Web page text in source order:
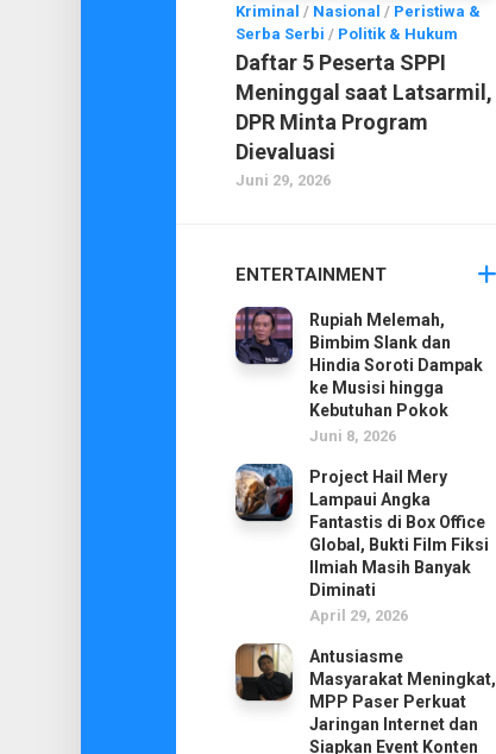
Kriminal / Nasional / Peristiwa &
Serba Serbi / Politik & Hukum
Daftar 5 Peserta SPPI
Meninggal saat Latsarmil,
DPR Minta Program
Dievaluasi
Juni 29, 2026
ENTERTAINMENT
Rupiah Melemah,
Bimbim Slank dan
Hindia Soroti Dampak
ke Musisi hingga
Kebutuhan Pokok
Juni 8, 2026
Project Hail Mery
Lampaui Angka
Fantastis di Box Office
Global, Bukti Film Fiksi
Ilmiah Masih Banyak
Diminati
April 29, 2026
Antusiasme
Masyarakat Meningkat,
MPP Paser Perkuat
Jaringan Internet dan
Siapkan Event Konten